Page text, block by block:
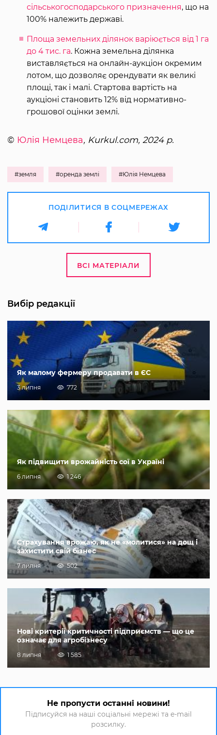
сільськогосподарського призначення, що на
100% належить державі.
Площа земельних ділянок варіюється від 1 га
до 4 тис. га. Кожна земельна ділянка
виставляється на онлайн-аукціон окремим
лотом, що дозволяє орендувати як великі
площі, так і малі. Стартова вартість на
аукціоні становить 12% від нормативно-
грошової оцінки землі.
© Юлія Немцева, Kurkul.com, 2024 р.
#земля #оренда землі #Юлія Немцева
ПОДІЛИТИСЯ В СОЦМЕРЕЖАХ
ВСІ МАТЕРІАЛИ
Вибір редакції
Як малому фермеру продавати в ЄС
3 липня 772
Як підвищити врожайність сої в Україні
6 липня 1 246
Страхування врожаю, як не «молитися» на дощ і
захистити свій бізнес
7 липня 502
Нові критерії критичності підприємств — що це
означає для агробізнесу
8 липня 1 585
Не пропусти останні новини!
Підписуйся на наші соціальні мережі та e-mail
розсилку.